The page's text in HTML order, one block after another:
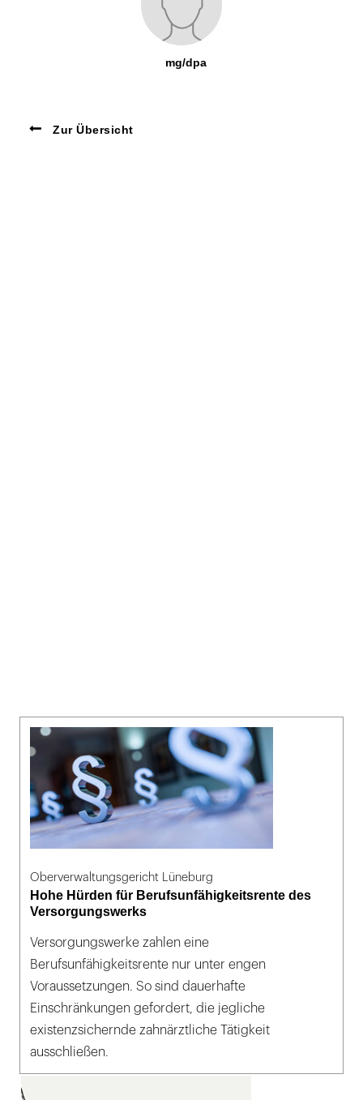
mg/dpa
Zur Übersicht
Oberverwaltungsgericht Lüneburg
Hohe Hürden für Berufsunfähigkeitsrente des
Versorgungswerks
Versorgungswerke zahlen eine
Berufsunfähigkeitsrente nur unter engen
Voraussetzungen. So sind dauerhafte
Einschränkungen gefordert, die jegliche
existenzsichernde zahnärztliche Tätigkeit
ausschließen.